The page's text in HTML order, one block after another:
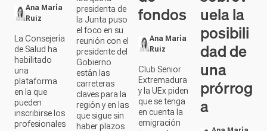
Ana María
Ruiz
La Consejería
de Salud ha
habilitado
una
plataforma
en la que
pueden
inscribirse los
profesionales
presidenta de
la Junta puso
el foco en su
reunión con el
presidente del
Gobierno
están las
carreteras
claves para la
región y en las
que sigue sin
haber plazos
fondos
Ana María
Ruiz
Club Senior
Extremadura
y la UEx piden
que se tenga
en cuenta la
emigración
uela la
posibili
dad de
una
prórrog
a